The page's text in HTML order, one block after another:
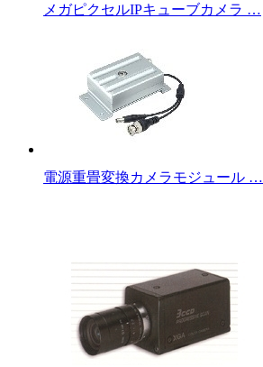
メガピクセルIPキューブカメラ …
電源重畳変換カメラモジュール …